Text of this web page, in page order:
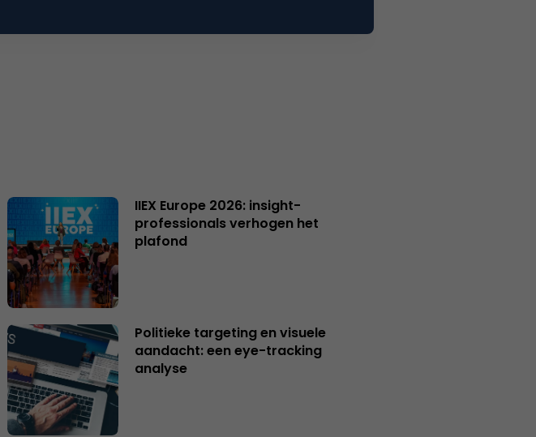
IIEX Europe 2026: insight-
professionals verhogen het
plafond
Politieke targeting en visuele
aandacht: een eye-tracking
analyse